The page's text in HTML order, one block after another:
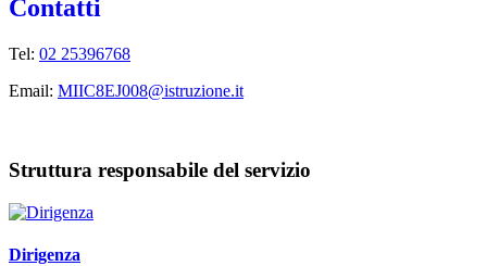
Contatti
Tel: 02 25396768
Email: MIIC8EJ008@istruzione.it
Struttura responsabile del servizio
Dirigenza